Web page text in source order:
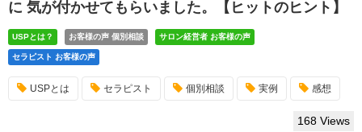
に 気が付かせてもらいました。【ヒットのヒント】
USPとは？ お客様の声 個別相談 サロン経営者 お客様の声
セラピスト お客様の声
USPとは セラピスト 個別相談 実例 感想
168 Views